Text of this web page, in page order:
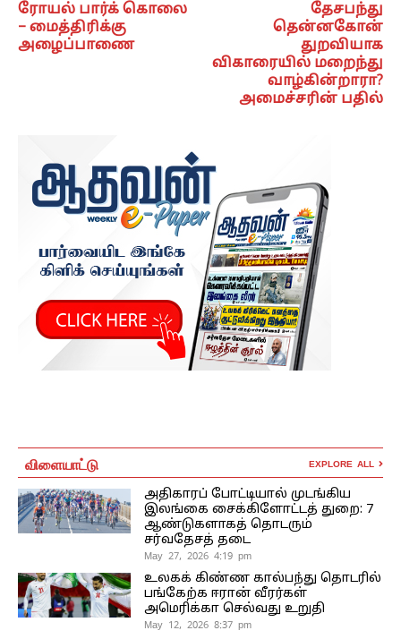
ரோயல் பார்க் கொலை
– மைத்திரிக்கு
அழைப்பாணை
தேசபந்து
தென்னகோன்
துறவியாக
விகாரையில் மறைந்து
வாழ்கின்றாரா?
அமைச்சரின் பதில்
விளையாட்டு EXPLORE ALL
அதிகாரப் போட்டியால் முடங்கிய
இலங்கை சைக்கிளோட்டத் துறை: 7
ஆண்டுகளாகத் தொடரும்
சர்வதேசத் தடை
May 27, 2026 4:19 pm
உலகக் கிண்ண கால்பந்து தொடரில்
பங்கேற்க ஈரான் வீரர்கள்
அமெரிக்கா செல்வது உறுதி
May 12, 2026 8:37 pm